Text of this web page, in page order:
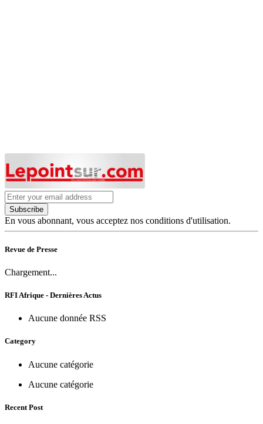
Subscribe
En vous abonnant, vous acceptez nos conditions d'utilisation.
Revue de Presse
Chargement...
RFI Afrique - Dernières Actus
Aucune donnée RSS
Category
Aucune catégorie
Aucune catégorie
Recent Post